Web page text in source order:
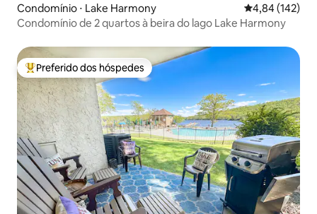
Condomínio ⋅ Lake Harmony 4,84 de uma
4,84 (142)
Condomínio de 2 quartos à beira do lago Lake Harmony
Entre os melhores preferidos dos hóspedes
Preferido dos hóspedes